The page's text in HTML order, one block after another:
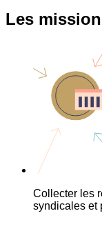
Les
Collecter les
syndicales et